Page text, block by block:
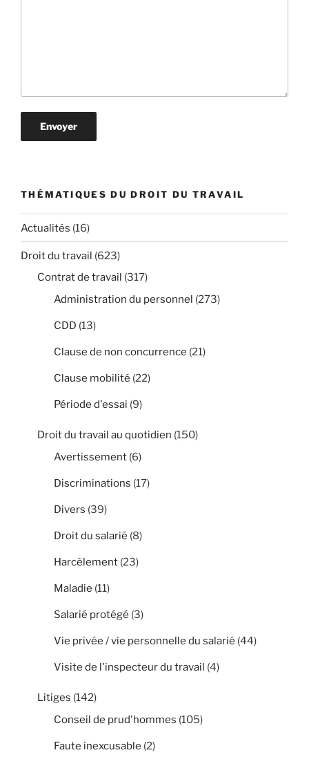
THÉMATIQUES DU DROIT DU TRAVAIL
Actualités (16)
Droit du travail (623)
Contrat de travail (317)
Administration du personnel (273)
CDD (13)
Clause de non concurrence (21)
Clause mobilité (22)
Période d'essai (9)
Droit du travail au quotidien (150)
Avertissement (6)
Discriminations (17)
Divers (39)
Droit du salarié (8)
Harcèlement (23)
Maladie (11)
Salarié protégé (3)
Vie privée / vie personnelle du salarié (44)
Visite de l'inspecteur du travail (4)
Litiges (142)
Conseil de prud'hommes (105)
Faute inexcusable (2)